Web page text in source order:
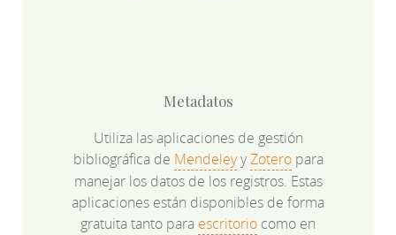
Metadatos
Utiliza las aplicaciones de gestión
bibliográfica de MendeleyyZoteropara
manejar los datos de los registros. Estas
aplicaciones están disponibles de forma
gratuita tanto para escritorio como en